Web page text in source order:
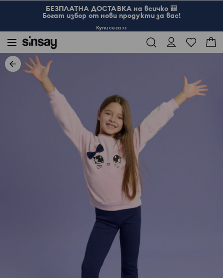
БЕЗПЛАТНА ДОСТАВКА на всичко 🎒
Богат избор от нови продукти за вас!
Купи сега >>